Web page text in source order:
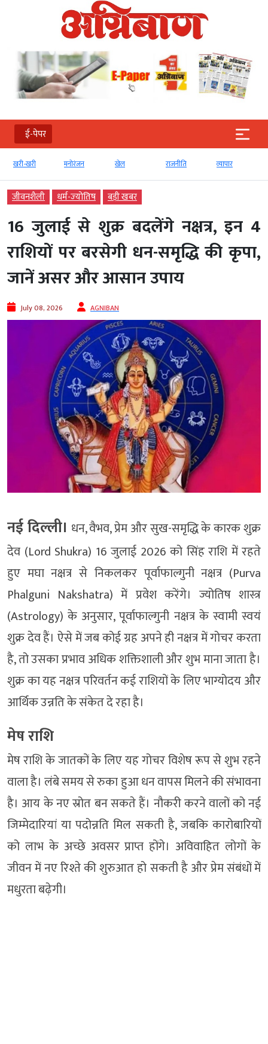
ई-पेपर
खरी-खरी मनोरंजन खेल राजनीति व्‍यापार
जीवनशैली धर्म-ज्‍योतिष बड़ी खबर
16 जुलाई से शुक्र बदलेंगे नक्षत्र, इन 4
राशियों पर बरसेगी धन-समृद्धि की कृपा,
जानें असर और आसान उपाय
July 08, 2026 AGNIBAN
नई दिल्ली। धन, वैभव, प्रेम और सुख-समृद्धि के कारक शुक्र
देव (Lord Shukra) 16 जुलाई 2026 को सिंह राशि में रहते
हुए मघा नक्षत्र से निकलकर पूर्वाफाल्गुनी नक्षत्र (Purva
Phalguni Nakshatra) में प्रवेश करेंगे। ज्योतिष शास्त्र
(Astrology) के अनुसार, पूर्वाफाल्गुनी नक्षत्र के स्वामी स्वयं
शुक्र देव हैं। ऐसे में जब कोई ग्रह अपने ही नक्षत्र में गोचर करता
है, तो उसका प्रभाव अधिक शक्तिशाली और शुभ माना जाता है।
शुक्र का यह नक्षत्र परिवर्तन कई राशियों के लिए भाग्योदय और
आर्थिक उन्नति के संकेत दे रहा है।
मेष राशि
मेष राशि के जातकों के लिए यह गोचर विशेष रूप से शुभ रहने
वाला है। लंबे समय से रुका हुआ धन वापस मिलने की संभावना
है। आय के नए स्रोत बन सकते हैं। नौकरी करने वालों को नई
जिम्मेदारियां या पदोन्नति मिल सकती है, जबकि कारोबारियों
को लाभ के अच्छे अवसर प्राप्त होंगे। अविवाहित लोगों के
जीवन में नए रिश्ते की शुरुआत हो सकती है और प्रेम संबंधों में
मधुरता बढ़ेगी।